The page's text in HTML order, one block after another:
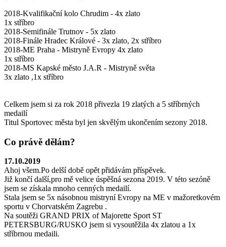
2018-Kvalifikační kolo Chrudim - 4x zlato
1x stříbro
2018-Semifinále Trutnov - 5x zlato
2018-Finále Hradec Králové - 3x zlato, 2x stříbro
2018-ME Praha - Mistryně Evropy 4x zlato
1x stříbro
2018-MS Kapské město J.A.R - Mistryně světa
3x zlato ,1x stříbro
Celkem jsem si za rok 2018 přivezla 19 zlatých a 5 stříbrných
medailí
Titul Sportovec města byl jen skvělým ukončením sezony 2018.
Co právě dělám?
17.10.2019
Ahoj všem.Po delší době opět přidávám příspěvek.
Již končí další,pro mě velice úspěšná sezona 2019. V této sezóně
jsem se získala mnoho cenných medailí.
Stala jsem se 5x násobnou mistryní Evropy na ME v mažoretkovém
sportu v Chorvatském Zagrebu .
Na soutěži GRAND PRIX of Majorette Sport ST
PETERSBURG/RUSKO jsem si vysoutěžila 4x zlatou a 1x
stříbrnou medaili.